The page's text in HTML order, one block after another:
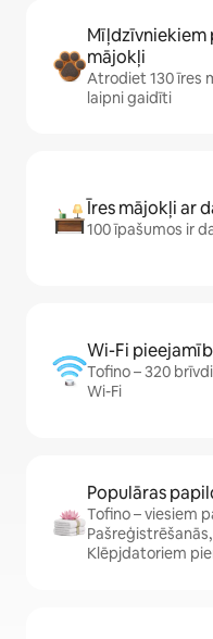
Mīļdzīvniekiem
mājokļi
Atrodiet 130 īres
laipni gaidīti
Īres mājokļi ar
100 īpašumos ir
Wi-Fi
Tofino – 320
Wi-Fi
Populāras
Tofino – viesiem
Klēpjdatoriem